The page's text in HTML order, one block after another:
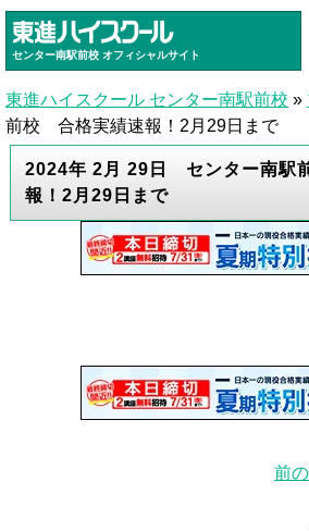
センター南駅前校 オフィシャルサイト
東進ハイスクール センター南駅前校 »
前校 合格実績速報！2月29日まで
2024年 2月 29日 センター南駅
報！2月29日まで
前